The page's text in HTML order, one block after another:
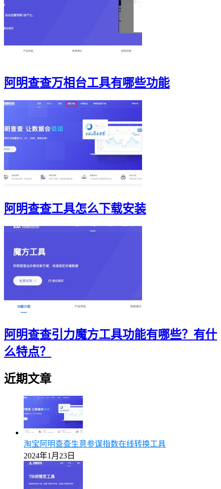
阿明查查万相台工具有哪些功能
阿明查查工具怎么下载安装
阿明查查引力魔方工具功能有哪些？有什
么特点？
近期文章
淘宝阿明查查生意参谋指数在线转换工具
2024年1月23日